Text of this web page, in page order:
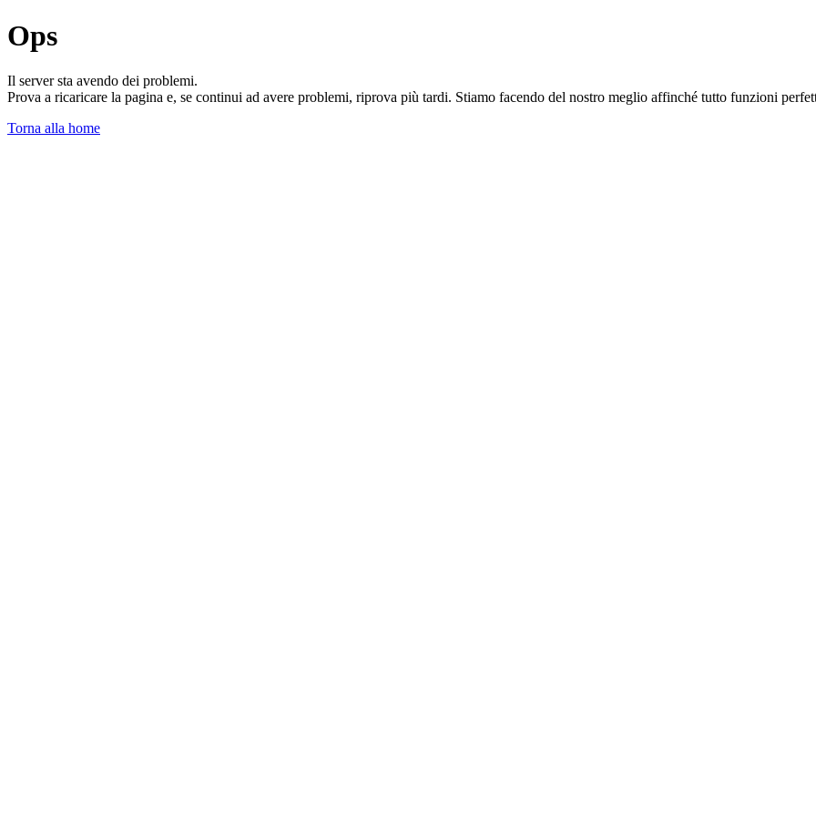
Ops
Il server sta avendo dei problemi.
Prova a ricaricare la pagina e, se continui ad avere problemi, riprova più tardi. Stiamo facendo del nostro meglio affinché tutto funzioni
Torna alla home